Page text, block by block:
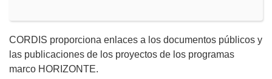
CORDIS proporciona enlaces a los documentos públicos y
las publicaciones de los proyectos de los programas
marco HORIZONTE.